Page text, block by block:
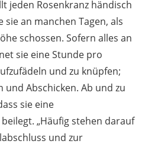
jeden Rosenkranz händisch
an manchen Tagen, als
schossen. Sofern alles an
sie eine Stunde pro
und zu knüpfen;
und Abschicken. Ab und zu
sie eine
„Häufig stehen darauf
und zur